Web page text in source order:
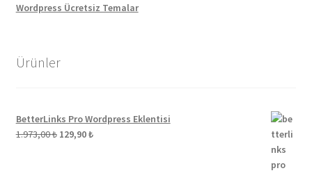
Wordpress Ücretsiz Temalar
Ürünler
BetterLinks Pro Wordpress Eklentisi
1.973,00₺ Orijinal
129,90₺Şu